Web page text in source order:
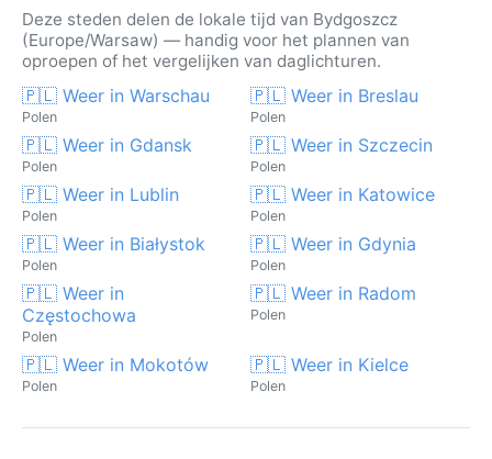
Deze steden delen de lokale tijd van Bydgoszcz
(Europe/Warsaw) — handig voor het plannen van
oproepen of het vergelijken van daglichturen.
🇵🇱 Weer in Warschau
Polen
🇵🇱 Weer in Breslau
Polen
🇵🇱 Weer in Gdansk
Polen
🇵🇱 Weer in Szczecin
Polen
🇵🇱 Weer in Lublin
Polen
🇵🇱 Weer in Katowice
Polen
🇵🇱 Weer in Białystok
Polen
🇵🇱 Weer in Gdynia
Polen
🇵🇱 Weer in
Częstochowa
Polen
🇵🇱 Weer in Radom
Polen
🇵🇱 Weer in Mokotów
Polen
🇵🇱 Weer in Kielce
Polen